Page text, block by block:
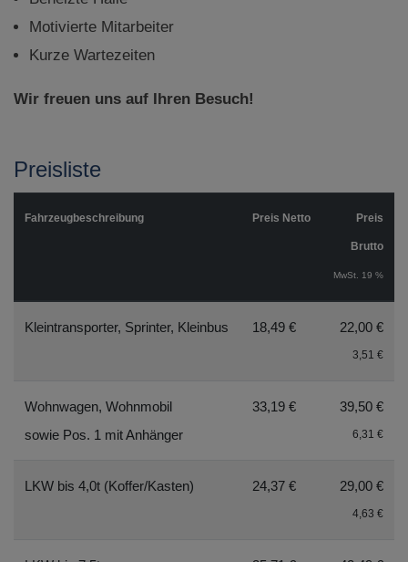
Motivierte Mitarbeiter
Kurze Wartezeiten
Wir freuen uns auf Ihren Besuch!
Preisliste
Fahrzeugbeschreibung Preis Netto Preis
Brutto
MwSt. 19 %
Kleintransporter, Sprinter, Kleinbus 18,49 € 22,00 €
3,51 €
Wohnwagen, Wohnmobil
sowie Pos. 1 mit Anhänger
33,19 € 39,50 €
6,31 €
LKW bis 4,0t (Koffer/Kasten) 24,37 € 29,00 €
4,63 €